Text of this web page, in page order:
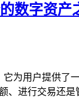
数字资产
为用户提供
、进行交易还是